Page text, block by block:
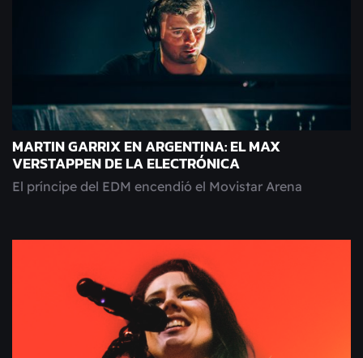
MARTIN GARRIX EN ARGENTINA: EL MAX
VERSTAPPEN DE LA ELECTRÓNICA
El príncipe del EDM encendió el Movistar Arena